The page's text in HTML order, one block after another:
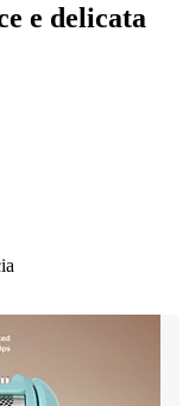
e delicata